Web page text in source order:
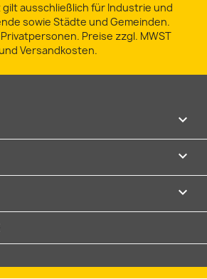
ausschließlich für Industrie und
sowie Städte und Gemeinden.
Preise zzgl. MWST
Versandkosten.


